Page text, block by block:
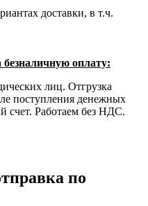
доставки, в т.ч.
оплату:
лиц. Отгрузка
поступления денежных
счет. Работаем без НДС.
по